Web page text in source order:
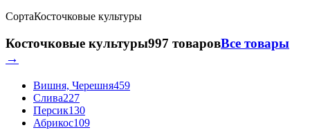
СортаКосточковые культуры
Косточковые культуры997 товаровВсе товары
→
Вишня, Черешня459
Слива227
Персик130
Абрикос109